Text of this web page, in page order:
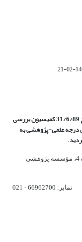
بررسی
درجه علمی‌-پژوهشیبه
آدرس : تهــران، خ نوفل لوشاتو، خ آراکلیان، شماره 4،‌ مؤسسه پژوهشی